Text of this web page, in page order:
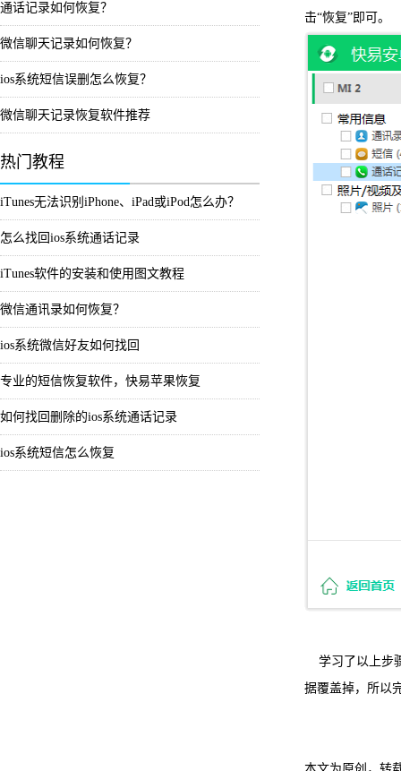
通话记录如何恢复？
微信聊天记录如何恢复？
ios系统短信误删怎么恢复？
微信聊天记录恢复软件推荐
热门教程
iTunes无法识别iPhone、iPad或iPod怎么办？
怎么找回ios系统通话记录
iTunes软件的安装和使用图文教程
微信通讯录如何恢复？
ios系统微信好友如何找回
专业的短信恢复软件，快易苹果恢复
如何找回删除的ios系统通话记录
ios系统短信怎么恢复
击“恢复”即可。
学习了以上步
据覆盖掉，所以